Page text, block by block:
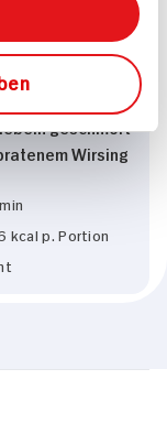
Wirsing
kcal p. Portion